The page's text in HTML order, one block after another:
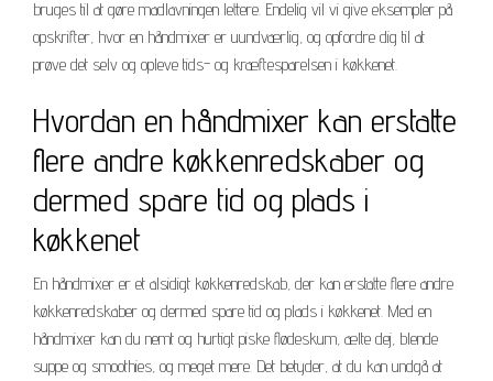
bruges til at gøre madlavningen lettere. Endelig vil vi give eksempler på
opskrifter, hvor en håndmixer er uundværlig, og opfordre dig til at
prøve det selv og opleve tids- og kræftesparelsen i køkkenet.
Hvordan en håndmixer kan erstatte
flere andre køkkenredskaber og
dermed spare tid og plads i
køkkenet
En håndmixer er et alsidigt køkkenredskab, der kan erstatte flere andre
køkkenredskaber og dermed spare tid og plads i køkkenet. Med en
håndmixer kan du nemt og hurtigt piske flødeskum, ælte dej, blende
suppe og smoothies, og meget mere. Det betyder, at du kan undgå at